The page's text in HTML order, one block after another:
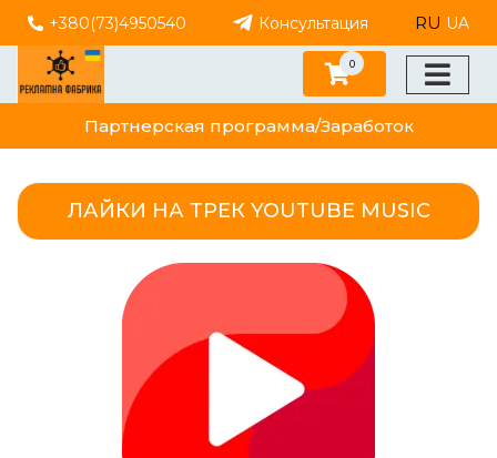
+380(73)4950540 Консультация RU UA
Партнерская программа/Заработок
0
ЛАЙКИ НА ТРЕК YOUTUBE MUSIC